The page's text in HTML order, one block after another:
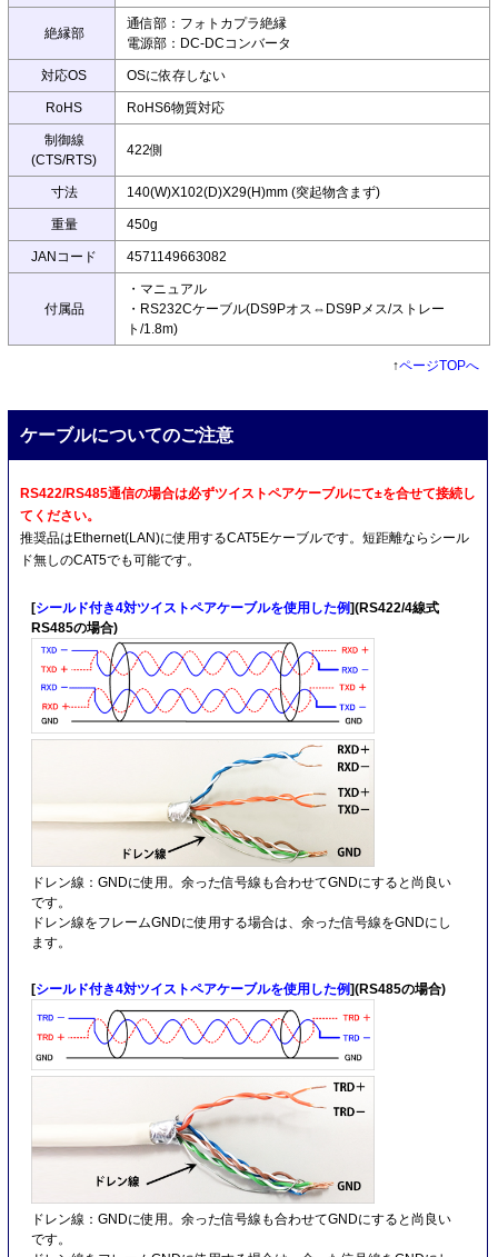
絶縁部
通信部：フォトカプラ絶縁
電源部：DC-DCコンバータ
対応OS OSに依存しない
RoHS RoHS6物質対応
制御線
(CTS/RTS)
422側
寸法 140(W)X102(D)X29(H)mm (突起物含まず)
重量 450g
JANコード 4571149663082
付属品
・マニュアル
・RS232Cケーブル(DS9Pオス⇔DS9Pメス/ストレー
ト/1.8m)
↑ページTOPへ
ケーブルについてのご注意
RS422/RS485通信の場合は必ずツイストペアケーブルにて±を合せて接続し
てください。
推奨品はEthernet(LAN)に使用するCAT5Eケーブルです。短距離ならシール
ド無しのCAT5でも可能です。
[シールド付き4対ツイストペアケーブルを使用した例](RS422/4線式
RS485の場合)
ドレン線：GNDに使用。余った信号線も合わせてGNDにすると尚良い
です。
ドレン線をフレームGNDに使用する場合は、余った信号線をGNDにし
ます。
[シールド付き4対ツイストペアケーブルを使用した例](RS485の場合)
ドレン線：GNDに使用。余った信号線も合わせてGNDにすると尚良い
です。